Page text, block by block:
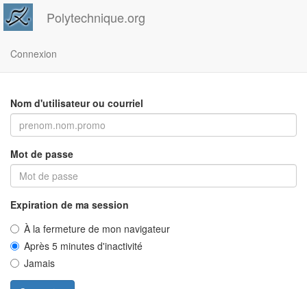
Polytechnique.org
Connexion
Nom d'utilisateur ou courriel
Mot de passe
Expiration de ma session
À la fermeture de mon navigateur
Après 5 minutes d'inactivité
Jamais